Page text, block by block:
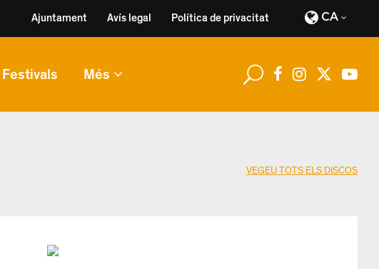
Ajuntament Avís legal Política de privacitat CA
Festivals Més
VEGEU TOTS ELS DISCOS